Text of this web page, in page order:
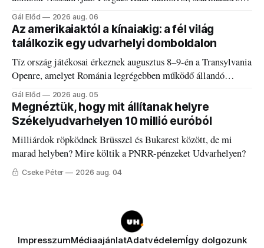
és határokról.
Gál Előd 2026 aug. 06
Az amerikaiaktól a kínaiakig: a fél világ
találkozik egy udvarhelyi domboldalon
Tíz ország játékosai érkeznek augusztus 8–9-én a Transylvania
Openre, amelyet Románia legrégebben működő állandó
discgolfpályáján rendeznek meg.
Gál Előd 2026 aug. 05
Megnéztük, hogy mit állítanak helyre
Székelyudvarhelyen 10 millió euróból
Milliárdok röpködnek Brüsszel és Bukarest között, de mi
marad helyben? Mire költik a PNRR-pénzeket Udvarhelyen?
Cseke Péter 2026 aug. 04
ImpresszumMédiaajánlatAdatvédelemÍgy dolgozunk